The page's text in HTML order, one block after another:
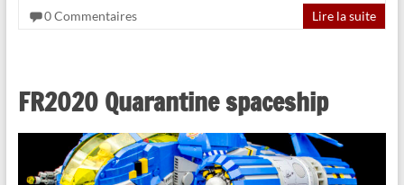
0 Commentaires
Lire la suite
FR2020 Quarantine spaceship